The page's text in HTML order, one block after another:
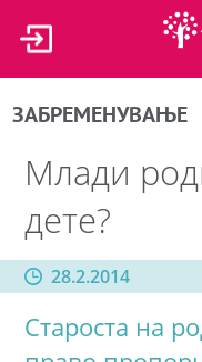
ЗАБРЕМЕНУВАЊЕ
Млади
дете?
28.2.2014
Староста на